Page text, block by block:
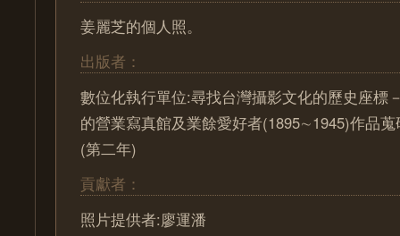
姜麗芝的個人照。
出版者：
數位化執行單位:尋找台灣攝影文化的歷史座標
的營業寫真館及業餘愛好者(1895∼1945)作品
(第二年)
貢獻者：
照片提供者:廖運潘